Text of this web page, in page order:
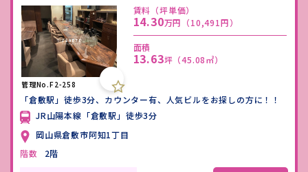
管理No.F2-258
賃料（坪単価）
14.30万円 （10,491円）
面積
13.63坪 （45.08㎡）
「倉敷駅」徒歩3分、カウンター有、人気ビルをお探しの方に！！
JR山陽本線「倉敷駅」徒歩3分
岡山県倉敷市阿知1丁目
階数
2階